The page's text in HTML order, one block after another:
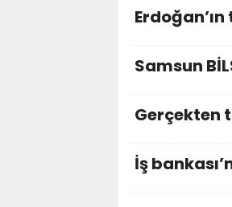
Samsun
Gerçekten
İş